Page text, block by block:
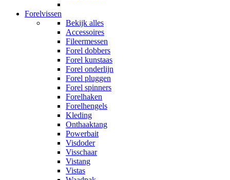
Forelvissen
Bekijk alles
Accessoires
Fileermessen
Forel dobbers
Forel kunstaas
Forel onderlijn
Forel pluggen
Forel spinners
Forelhaken
Forelhengels
Kleding
Onthaaktang
Powerbait
Visdoder
Visschaar
Vistang
Vistas